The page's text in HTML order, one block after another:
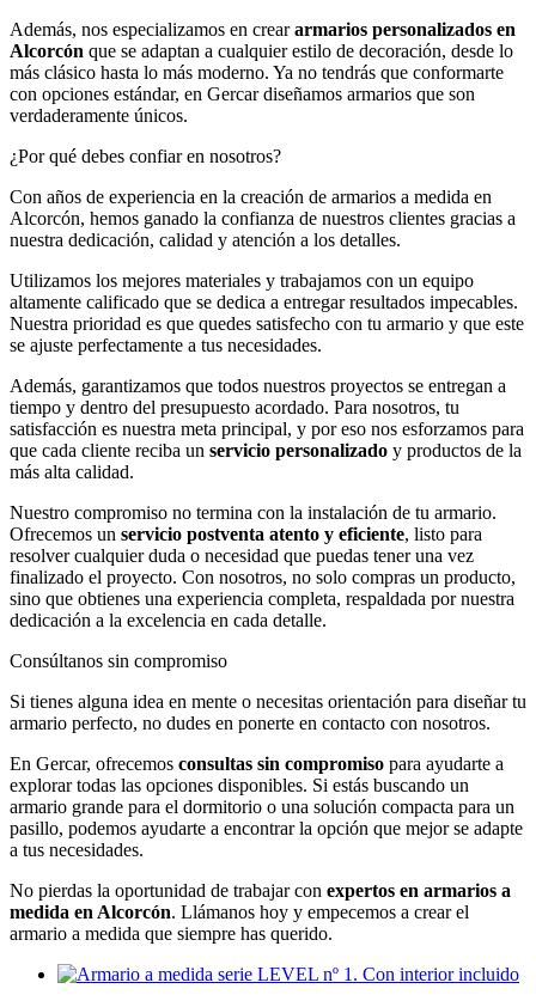
Además, nos especializamos en creararmarios personalizados en
Alcorcón que se adaptan a cualquier estilo de decoración, desde lo
más clásico hasta lo más moderno. Ya no tendrás que conformarte
con opciones estándar, en Gercar diseñamos armarios que son
verdaderamente únicos.
¿Por qué debes confiar en nosotros?
Con años de experiencia en la creación de armarios a medida en
Alcorcón, hemos ganado la confianza de nuestros clientes gracias a
nuestra dedicación, calidad y atención a los detalles.
Utilizamos los mejores materiales y trabajamos con un equipo
altamente calificado que se dedica a entregar resultados impecables.
Nuestra prioridad es que quedes satisfecho con tu armario y que este
se ajuste perfectamente a tus necesidades.
Además, garantizamos que todos nuestros proyectos se entregan a
tiempo y dentro del presupuesto acordado. Para nosotros, tu
satisfacción es nuestra meta principal, y por eso nos esforzamos para
que cada cliente reciba un servicio personalizado y productos de la
más alta calidad.
Nuestro compromiso no termina con la instalación de tu armario.
Ofrecemos un servicio postventa atento y eficiente, listo para
resolver cualquier duda o necesidad que puedas tener una vez
finalizado el proyecto. Con nosotros, no solo compras un producto,
sino que obtienes una experiencia completa, respaldada por nuestra
dedicación a la excelencia en cada detalle.
Consúltanos sin compromiso
Si tienes alguna idea en mente o necesitas orientación para diseñar tu
armario perfecto, no dudes en ponerte en contacto con nosotros.
En Gercar, ofrecemos consultas sin compromiso para ayudarte a
explorar todas las opciones disponibles. Si estás buscando un
armario grande para el dormitorio o una solución compacta para un
pasillo, podemos ayudarte a encontrar la opción que mejor se adapte
a tus necesidades.
No pierdas la oportunidad de trabajar con expertos en armarios a
medida en Alcorcón. Llámanos hoy y empecemos a crear el
armario a medida que siempre has querido.